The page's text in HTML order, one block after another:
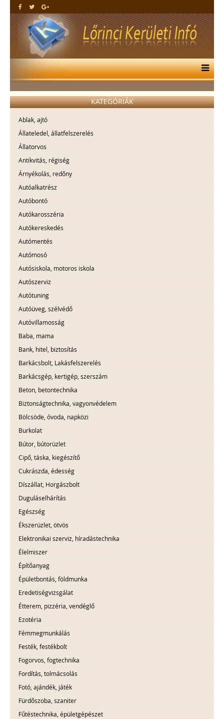
KATEGÓRIÁK
Ablak, ajtó
Állateledel, állatfelszerelés
Állatorvos
Antikvitás, régiség
Árnyékolás, redőny
Autóalkatrész
Autóbontó
Autókarosszéria
Autókereskedés
Autómentés
Autómosó
Autósiskola, motoros iskola
Autószerviz
Autótuning
Autóüveg, szélvédő
Autóvillamosság
Baba, mama
Bank, hitel, biztosítás
Barkácsbolt, Lakásfelszerelés
Barkácsgép, kertigép, szerszám
Beton, betontechnika
Biztonságtechnika, vagyonvédelem
Bölcsöde, óvoda, napközi
Burkolat
Bútor, bútorüzlet
Cipő, táska, kiegészítő
Cukrászda, édesség
Díszállat, Horgászbolt
Duguláselhárítás
Egészség
Ékszerüzlet, ötvös
Elektronikai szerviz, híradástechnika
Élelmiszer
Építőanyag
Épületbontás, földmunka
Eredetiségvizsgálat
Étterem, pizzéria, vendéglő
Ezotéria
Fémmegmunkálás
Festék, festékbolt
Fogorvos, fogtechnika
Fordítás, tolmácsolás
Fotó, ajándék, játék
Fürdőszoba, szaniter
Fűtéstechnika, épületgépészet